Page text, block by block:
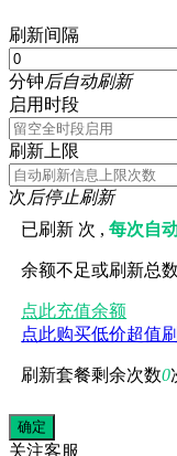
刷新间隔
分钟后自动刷新
启用时段
刷新上限
次后停止刷新
已刷新 次 ,每次自
余额不足或刷新总
点此充值余额
点此购买低价超值
刷新套餐剩余次数0
关注客服